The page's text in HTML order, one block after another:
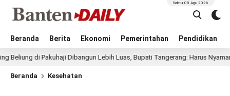
Beranda Berita Ekonomi Pemerintahan Pendidikan
Sabtu, 08 Agu 2026
Dibangun Lebih Luas, Bupati Tangerang: Harus Nyaman dan Sehat
Beranda Kesehatan